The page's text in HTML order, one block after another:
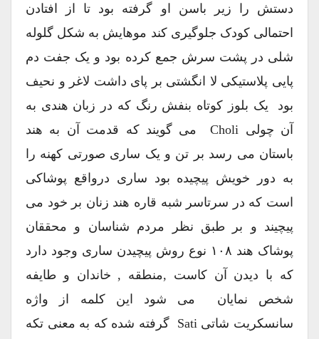
دستش را زیر باسن او گرفته بود تا از افتادن
احتمالی کودک جلوگیری کند موهایش به شکل گلوله
شلی در پشت سرش جمع کرده بود و یک جفت دم
پایی پلاستیکی لا انگشتی بر پای داشت لاغر و نحیف
بود یک بلوز کوتاه بنفش رنگ که در زبان هندی به
آن چولی Choli می گویند که قدمت آن به هند
باستان می رسد بر تن و یک ساری صورتی کهنه را
به دور خویش پیچیده بود ساری درواقع پوشاکی
است که در سرتاسر شبه قاره هند زنان بر خود می
پیچیند و بر طبق نظر مردم شناسان و محققان
پوشاک هند ۱۰۸ نوع روش پیچیدن ساری وجود دارد
که با دیدن آن کاست ,منطقه , خاندان و طایفه
شخص نمایان می شود این کلمه از واژه
سانسکریت شاتی Sati گرفته شده که به معنی تکه